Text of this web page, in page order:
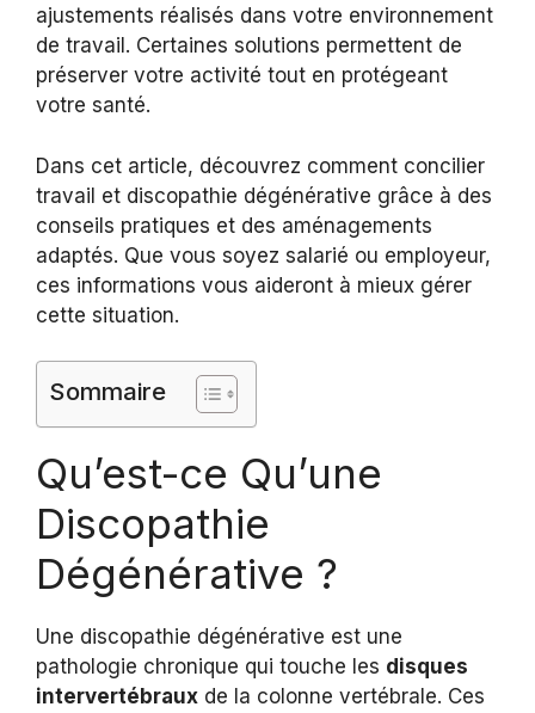
ajustements réalisés dans votre environnement
de travail. Certaines solutions permettent de
préserver votre activité tout en protégeant
votre santé.
Dans cet article, découvrez comment concilier
travail et discopathie dégénérative grâce à des
conseils pratiques et des aménagements
adaptés. Que vous soyez salarié ou employeur,
ces informations vous aideront à mieux gérer
cette situation.
Sommaire
Qu’est-ce Qu’une
Discopathie
Dégénérative ?
Une discopathie dégénérative est une
pathologie chronique qui touche les disques
intervertébraux de la colonne vertébrale. Ces